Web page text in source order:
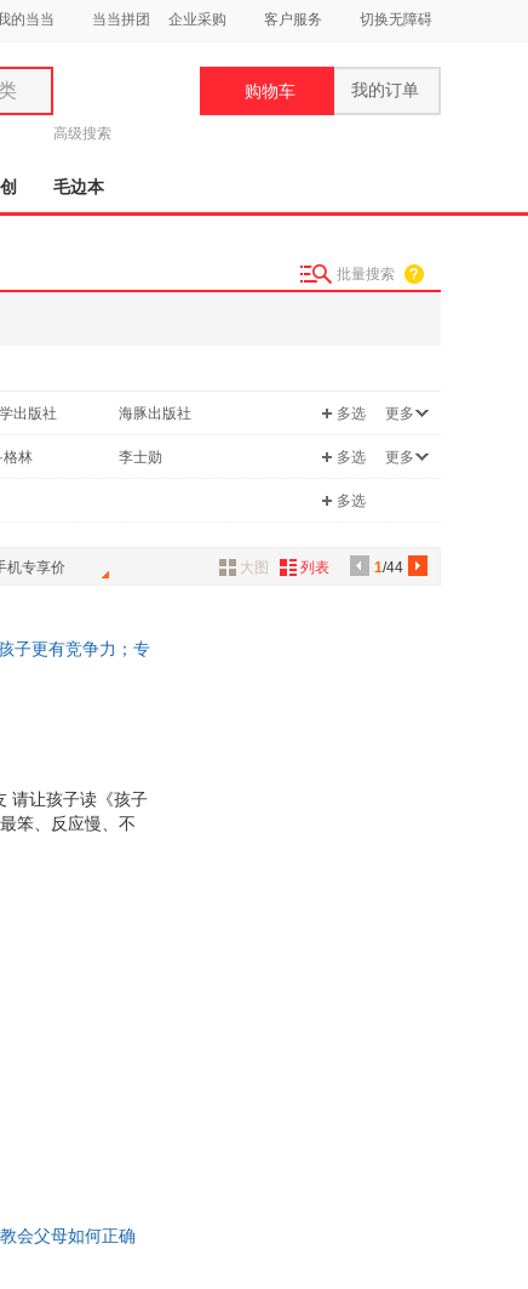
的当当 当当拼团 企业采购 客户服务 切换无障碍
高级搜索
购物车 我的订单
毛边本
批量搜索
出版社
海豚出版社
出版社
航空工业出版社
出版社
天津人民出版社
多选 更多
格林
李士勋
多选 更多
多选
机专享价 1/44
大图 列表
子更有竞争力；专
请让孩子读《孩子
笨、反应慢、不
日常生活场景，用
表达和沟通。 让
会父母如何正确